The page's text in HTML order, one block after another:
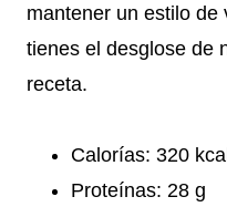
mantener un estilo de
tienes el desglose de
receta.
Calorías: 320
Proteínas: 28 g